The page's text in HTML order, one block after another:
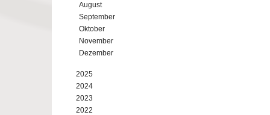
August
September
Oktober
November
Dezember
2025
2024
2023
2022